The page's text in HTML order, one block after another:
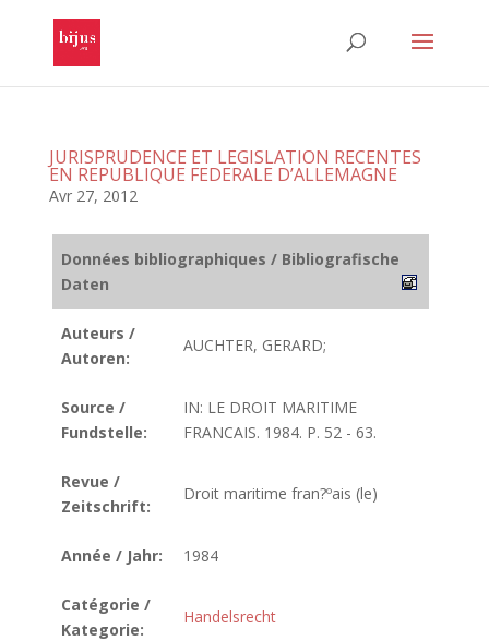
JURISPRUDENCE ET LEGISLATION RECENTES
EN REPUBLIQUE FEDERALE D’ALLEMAGNE
Avr 27, 2012
Données bibliographiques / Bibliografische
Daten
Auteurs /
Autoren:
AUCHTER, GERARD;
Source /
Fundstelle:
IN: LE DROIT MARITIME
FRANCAIS. 1984. P. 52 - 63.
Revue /
Zeitschrift:
Droit maritime fran?ºais (le)
Année / Jahr: 1984
Catégorie /
Kategorie:
Handelsrecht